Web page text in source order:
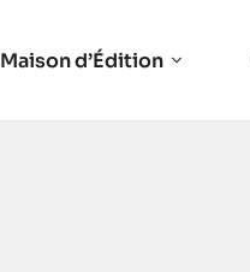
Maison d’Édition